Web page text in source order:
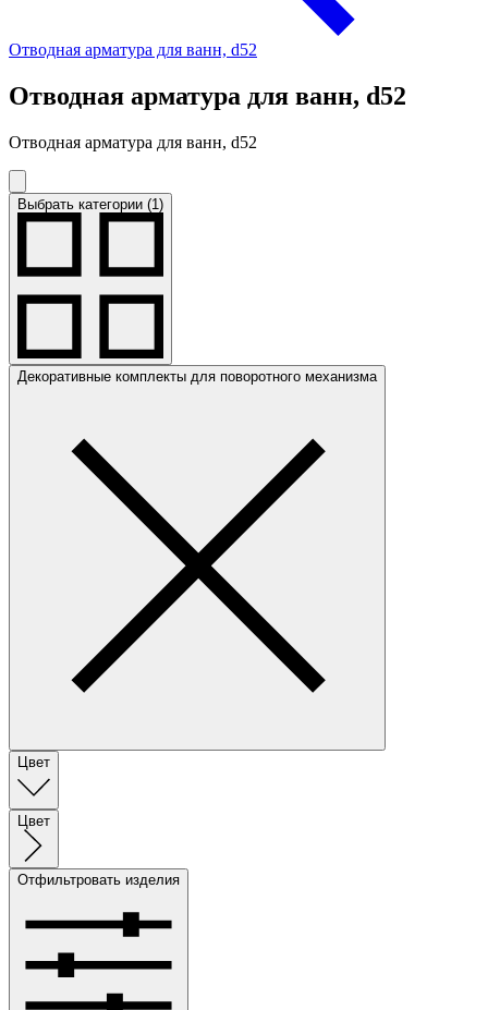
Отводная арматура для ванн, d52
Отводная арматура для ванн, d52
Отводная арматура для ванн, d52
Выбрать категории (1)
Декоративные комплекты для поворотного механизма
Цвет
Цвет
Отфильтровать изделия